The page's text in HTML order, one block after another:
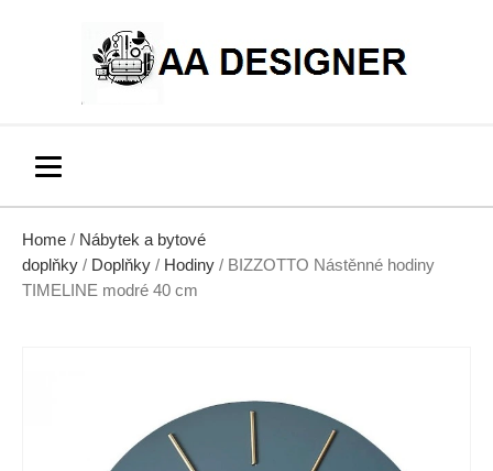
Home / Nábytek a bytové
doplňky / Doplňky / Hodiny / BIZZOTTO Nástěnné hodiny
TIMELINE modré 40 cm